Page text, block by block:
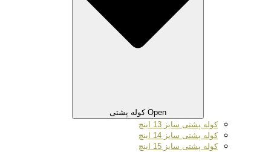
Open کوله پشتی
کوله پشتی سایز 13 اینچ
کوله پشتی سایز 14 اینچ
کوله پشتی سایز 15 اینچ